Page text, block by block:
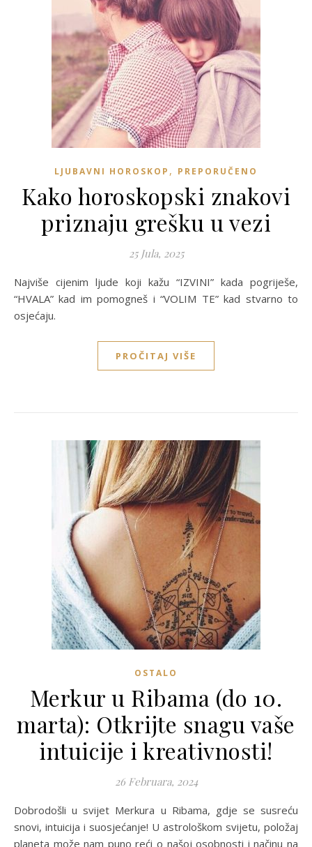
LJUBAVNI HOROSKOP , PREPORUČENO
Kako horoskopski znakovi
priznaju grešku u vezi
25 Jula, 2025
Najviše cijenim ljude koji kažu “IZVINI” kada pogriješe,
“HVALA” kad im pomogneš i “VOLIM TE” kad stvarno to
osjećaju.
PROČITAJ VIŠE
OSTALO
Merkur u Ribama (do 10.
marta): Otkrijte snagu vaše
intuicije i kreativnosti!
26 Februara, 2024
Dobrodošli u svijet Merkura u Ribama, gdje se susreću
snovi, intuicija i suosjećanje! U astrološkom svijetu, položaj
planeta može nam puno reći o našoj osobnosti i načinu na